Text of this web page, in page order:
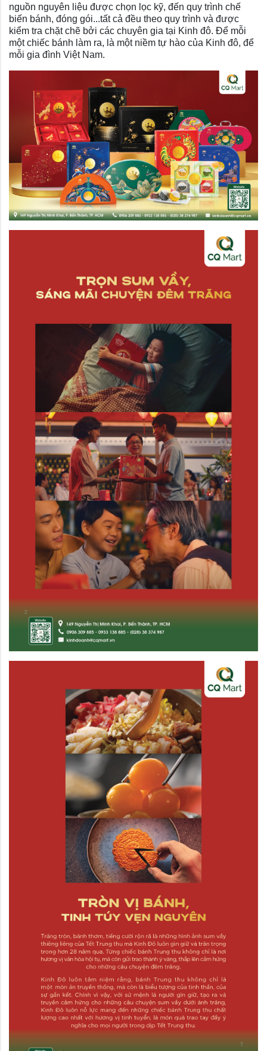
nguồn nguyên liệu được chọn lọc kỹ, đến quy trình chế
biến bánh, đóng gói...tất cả đều theo quy trình và được
kiểm tra chặt chẽ bởi các chuyên gia tại Kinh đô. Để mỗi
một chiếc bánh làm ra, là một niềm tự hào của Kinh đô, để
mỗi gia đình Việt Nam.